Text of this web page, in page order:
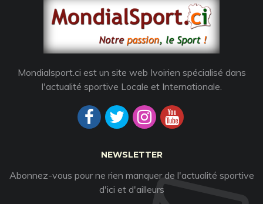
Mondialsport.ci est un site web Ivoirien spécialisé dans
l'actualité sportive Locale et Internationale.
NEWSLETTER
Abonnez-vous pour ne rien manquer de l'actualité sportive
d'ici et d'ailleurs